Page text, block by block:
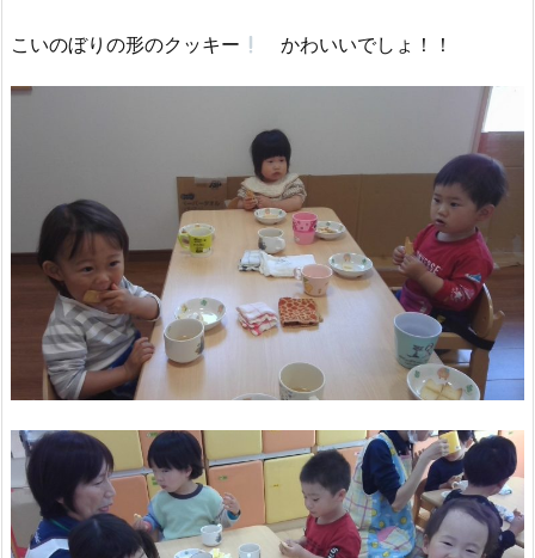
こいのぼりの形のクッキー かわいいでしょ！！